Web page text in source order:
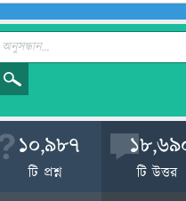
10,987
টি প্রশ্ন টি উত্তর